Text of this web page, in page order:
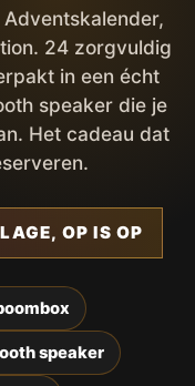
24 zorgvuldig
in een écht
speaker die je
Het cadeau dat
OP IS OP
speaker